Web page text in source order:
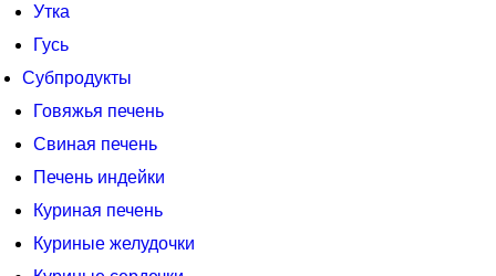
Утка
Гусь
Субпродукты
Говяжья печень
Свиная печень
Печень индейки
Куриная печень
Куриные желудочки